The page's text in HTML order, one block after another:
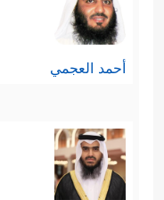
أحمد العجمي